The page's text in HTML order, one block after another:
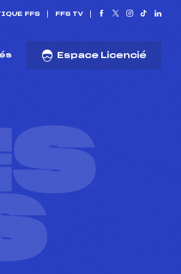
FFS FFS TV
Espace Licencié